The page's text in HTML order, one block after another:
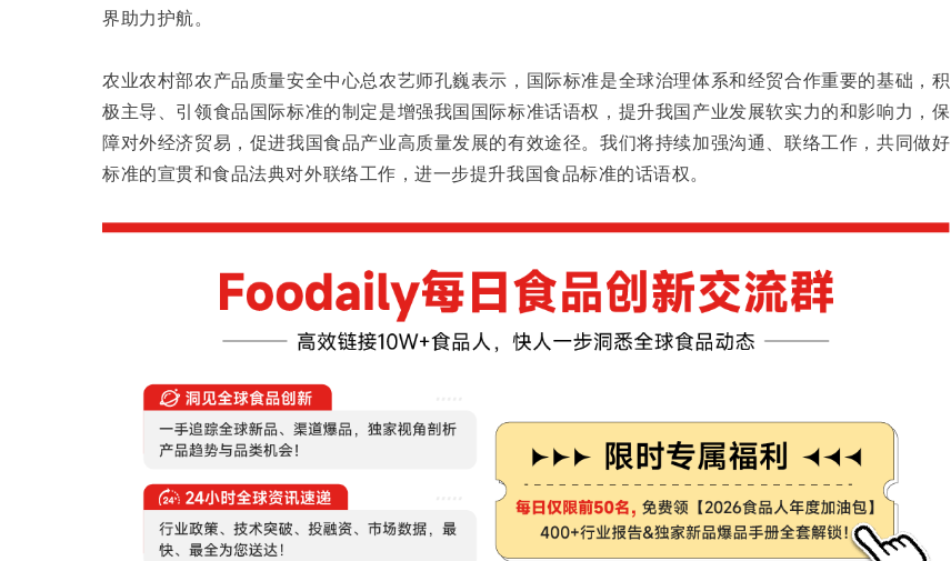
界助力护航。
农业农村部农产品质量安全中心总农艺师孔巍表示，国际标准是全球治理体系和经贸合作重要的基础，积
极主导、引领食品国际标准的制定是增强我国国际标准话语权，提升我国产业发展软实力的和影响力，保
障对外经济贸易，促进我国食品产业高质量发展的有效途径。我们将持续加强沟通、联络工作，共同做好
标准的宣贯和食品法典对外联络工作，进一步提升我国食品标准的话语权。